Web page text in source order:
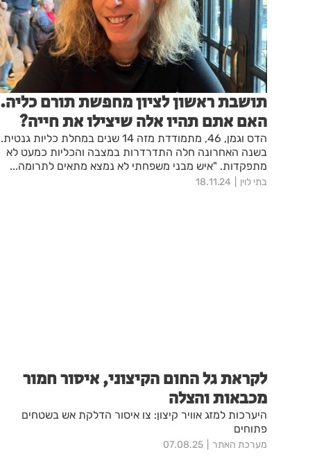
תושבת ראשון לציון מחפשת תורם כליה.
האם אתם תהיו אלה שיצילו את חייה?
הדס וגמן, 46, מתמודדת מזה 14 שנים במחלת כליות גנטית.
בשנה האחרונה חלה התדרדרות במצבה והכליות כמעט לא
מתפקדות. "איש מבני משפחתי לא נמצא מתאים לתרומה...
אף אחד לא יודע להגיד לי כמה זמן אחזיק... אני במרוץ נגד
בתי לוין 18.11.24
לקראת גל החום הקיצוני, איסור חמור
מכבאות והצלה
היערכות למזג אוויר קיצון: צו איסור הדלקת אש בשטחים
פתוחים
מערכת האתר 07.08.25